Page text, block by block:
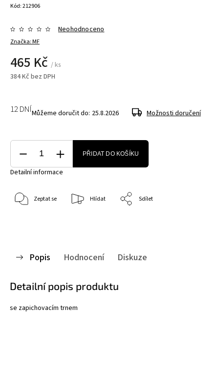
Kód:212906
Značka:MF
Neohodnoceno
465 Kč / ks
384 Kč bez DPH
12 DNÍMůžeme doručit do: 25.8.2026 Možnosti doručení
PŘIDAT DO KOŠÍKU
Detailní informace
Zeptat se Hlídat Sdílet
Popis Hodnocení Diskuze
Detailní popis produktu
se zapichovacím trnem